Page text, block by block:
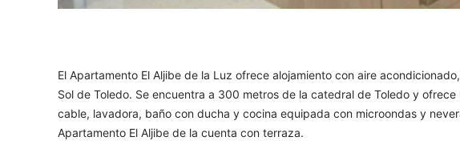
El Apartamento El Aljibe de la Luz ofrece alojamiento con aire
Sol de Toledo. Se encuentra a 300 metros de la catedral de Toledo y
cable, lavadora, baño con ducha y cocina equipada con microondas y
Apartamento El Aljibe de la cuenta con terraza.